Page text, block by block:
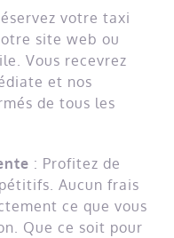
votre taxi
site web ou
Vous recevrez
et nos
de tous les
: Profitez de
Aucun frais
ce que vous
Que ce soit pour